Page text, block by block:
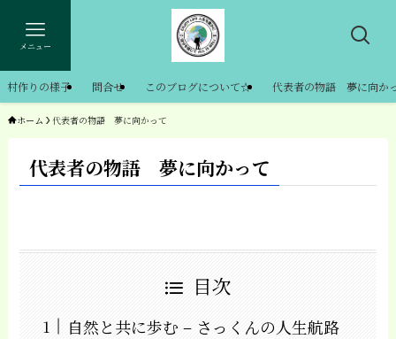
メニュー
村作りの様子 問合せ このブログについて☆ 代表者の物語 夢に向か
ホーム 代表者の物語 夢に向かって
代表者の物語 夢に向かって
目次
自然と共に歩む – さっくんの人生航路